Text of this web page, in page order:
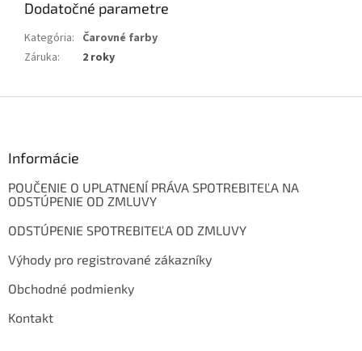
Dodatočné parametre
Kategória: Čarovné farby
Záruka: 2 roky
Informácie
POUČENIE O UPLATNENÍ PRÁVA SPOTREBITEĽA NA
ODSTÚPENIE OD ZMLUVY
ODSTÚPENIE SPOTREBITEĽA OD ZMLUVY
Výhody pro registrované zákazníky
Obchodné podmienky
Kontakt